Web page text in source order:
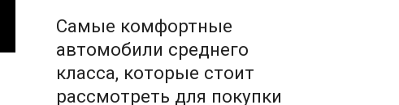
Самые комфортные
автомобили среднего
класса, которые стоит
рассмотреть для покупки